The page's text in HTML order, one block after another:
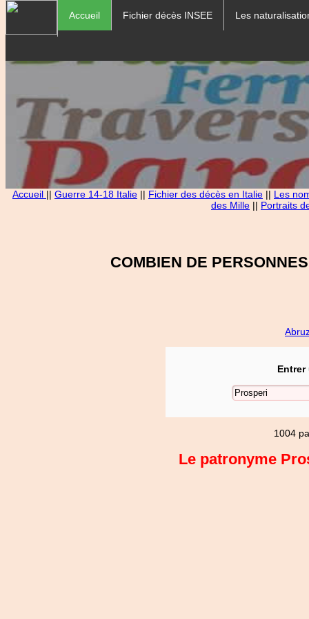
Accueil Fichier décès INSEE Les
Accueil || Guerre 14-18 Italie || Fichier des décès en Italie || Les
des Mille || Portraits
COMBIEN DE
Entrer
1004
Le patronyme